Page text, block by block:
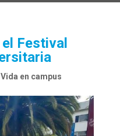
Festival
Vida en campus